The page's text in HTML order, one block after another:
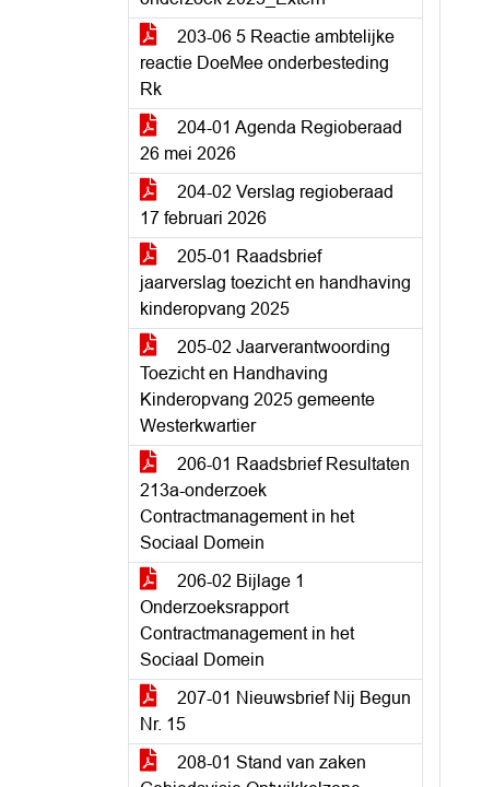
203-06 5 Reactie ambtelijke
reactie DoeMee onderbesteding
Rk
204-01 Agenda Regioberaad
26 mei 2026
204-02 Verslag regioberaad
17 februari 2026
205-01 Raadsbrief
jaarverslag toezicht en handhaving
kinderopvang 2025
205-02 Jaarverantwoording
Toezicht en Handhaving
Kinderopvang 2025 gemeente
Westerkwartier
206-01 Raadsbrief Resultaten
213a-onderzoek
Contractmanagement in het
Sociaal Domein
206-02 Bijlage 1
Onderzoeksrapport
Contractmanagement in het
Sociaal Domein
207-01 Nieuwsbrief Nij Begun
Nr. 15
208-01 Stand van zaken